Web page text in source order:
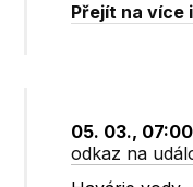
Přejít na více
05. 03.,
odkaz na